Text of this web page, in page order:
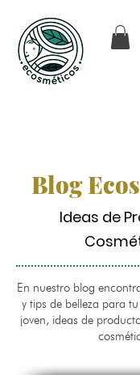
Blog
Ideas de
En nuestro blog
y tips de belleza para
joven, ideas de